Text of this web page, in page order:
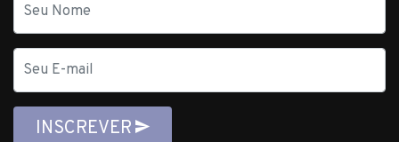
mail
INSCREVER